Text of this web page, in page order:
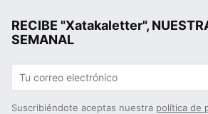
RECIBE "Xatakaletter",
SEMANAL
Suscribiéndote aceptas nuestra política de